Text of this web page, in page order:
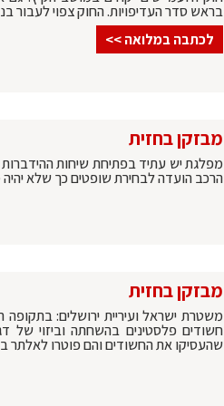
בראש סדר העדיפויות. החוק צפוי לעבור
לכתבה במלואה >>
מבזקן בחזית
מפלגת יש עתיד בפתיחת שיחות
הרכב הועדה לבחירת שופטים כך שלא יהיה
מבזקן בחזית
משטרת ישראל ועיריית ירושלים:
חשודים פלסטינים בהשחתה וביזוי של
שהעסיקו את החשודים והם פוטרו לאלתר